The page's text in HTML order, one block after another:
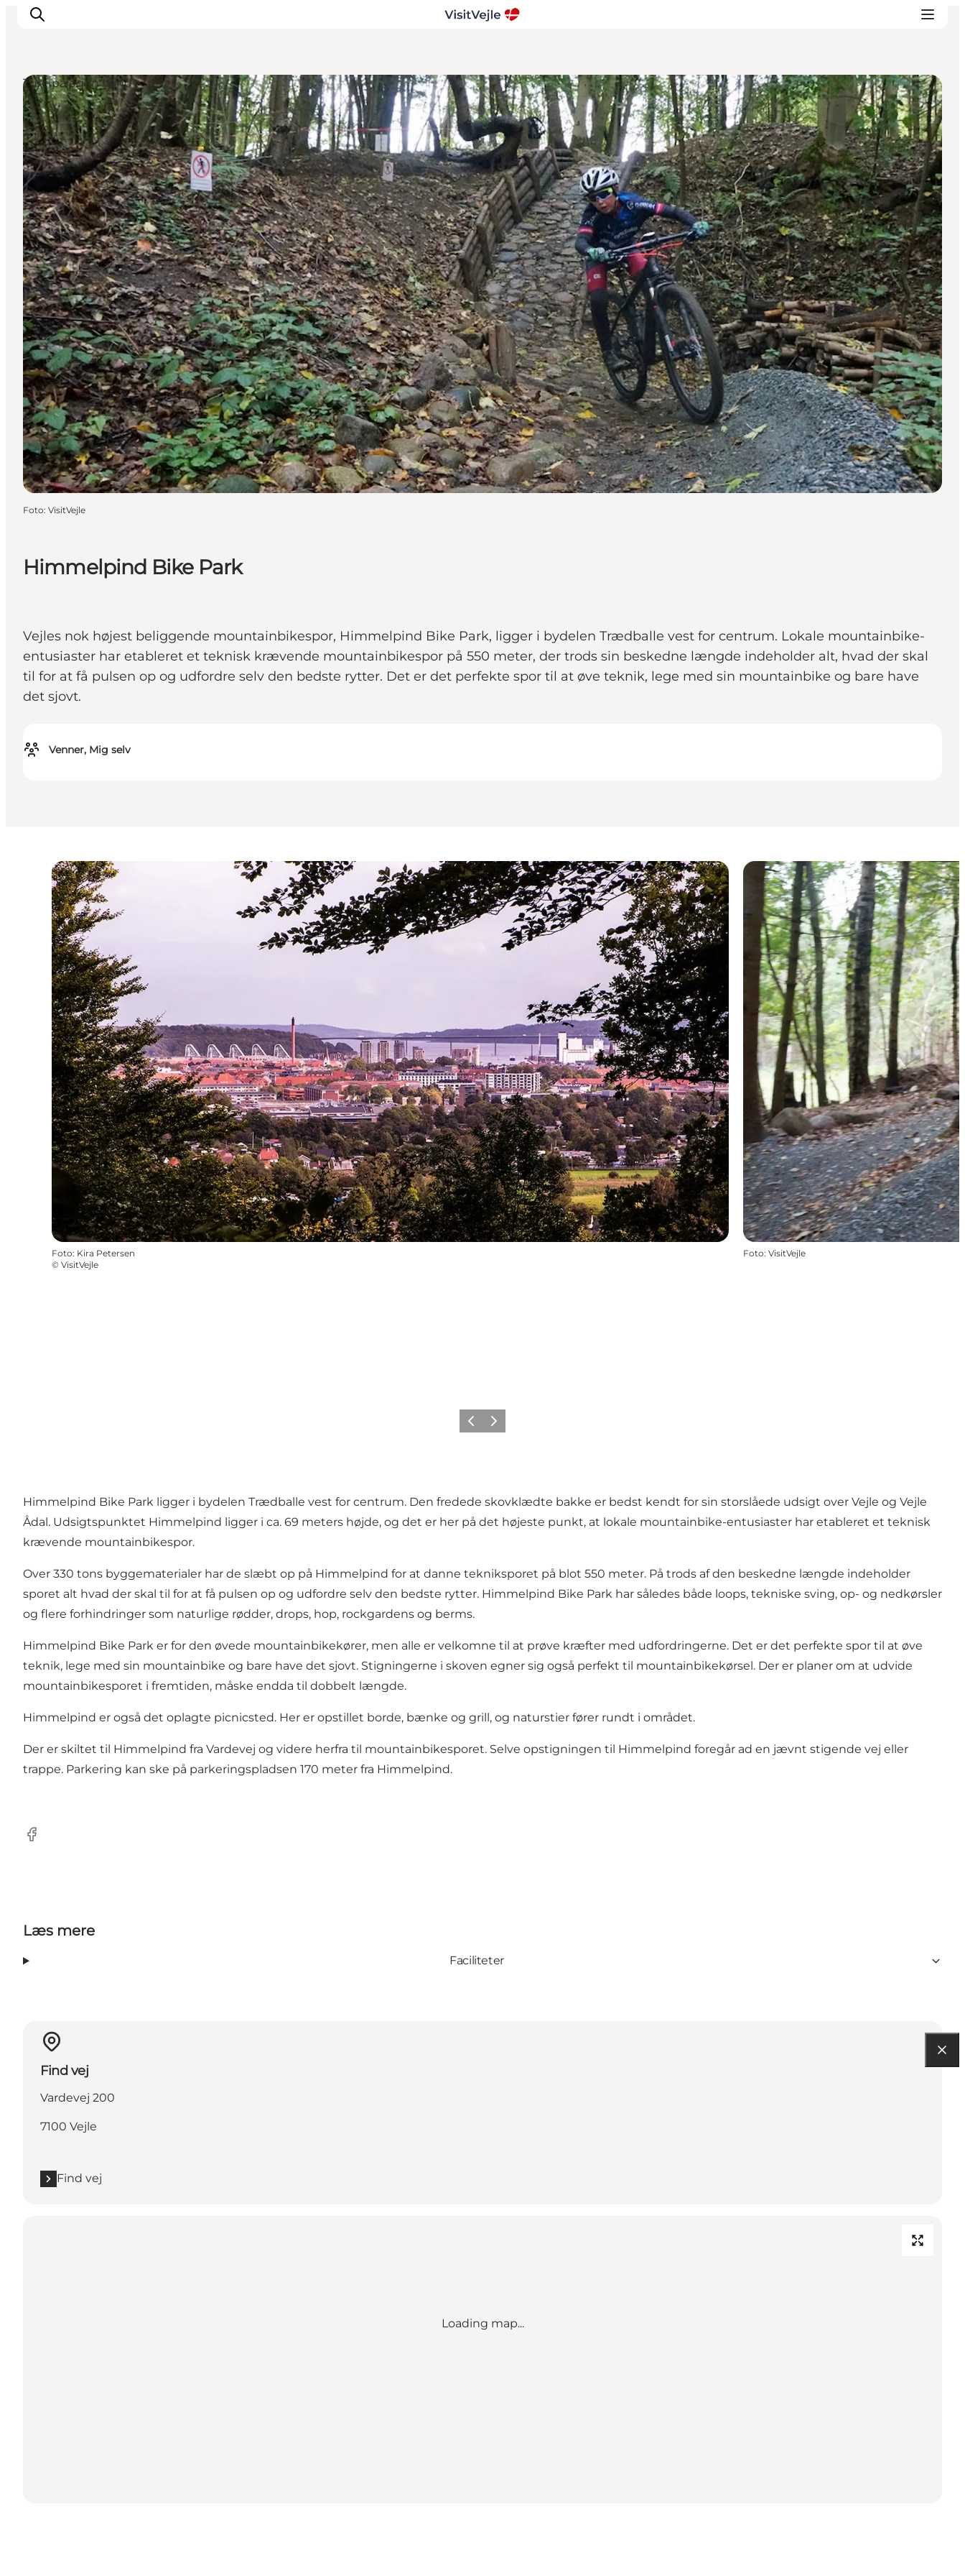
Oplevelser
Det sker
Planlæg dit besøg
Inspiration
Himmelpind Bike Park
Vejles nok højest beliggende mountainbikespor, Himmelpind Bike Park, ligger i bydelen Trædballe vest for centrum. Lokale mountainbike-
entusiaster har etableret et teknisk krævende mountainbikespor på 550 meter, der trods sin beskedne længde indeholder alt, hvad der skal
til for at få pulsen op og udfordre selv den bedste rytter. Det er det perfekte spor til at øve teknik, lege med sin mountainbike og bare have
det sjovt.
Venner, Mig selv
Ture på egen hånd
Foto: VisitVejle
Foto: Kira Petersen
© VisitVejle
Foto: VisitVejle
ForrigeNæste
Himmelpind Bike Park ligger i bydelen Trædballe vest for centrum. Den fredede skovklædte bakke er bedst kendt for sin storslåede udsigt over Vejle og Vejle
Ådal. Udsigtspunktet Himmelpind ligger i ca. 69 meters højde, og det er her på det højeste punkt, at lokale mountainbike-entusiaster har etableret et teknisk
krævende mountainbikespor.
Over 330 tons byggematerialer har de slæbt op på Himmelpind for at danne tekniksporet på blot 550 meter. På trods af den beskedne længde indeholder
sporet alt hvad der skal til for at få pulsen op og udfordre selv den bedste rytter. Himmelpind Bike Park har således både loops, tekniske sving, op- og nedkørsler
og flere forhindringer som naturlige rødder, drops, hop, rockgardens og berms.
Himmelpind Bike Park er for den øvede mountainbikekører, men alle er velkomne til at prøve kræfter med udfordringerne. Det er det perfekte spor til at øve
teknik, lege med sin mountainbike og bare have det sjovt. Stigningerne i skoven egner sig også perfekt til mountainbikekørsel. Der er planer om at udvide
mountainbikesporet i fremtiden, måske endda til dobbelt længde.
Himmelpind er også det oplagte picnicsted. Her er opstillet borde, bænke og grill, og naturstier fører rundt i området.
Der er skiltet til Himmelpind fra Vardevej og videre herfra til mountainbikesporet. Selve opstigningen til Himmelpind foregår ad en jævnt stigende vej eller
trappe. Parkering kan ske på parkeringspladsen 170 meter fra Himmelpind.
Facebook
Læs mere
Faciliteter
Find vej
Vardevej 200
7100 Vejle
Find vej
Loading map...